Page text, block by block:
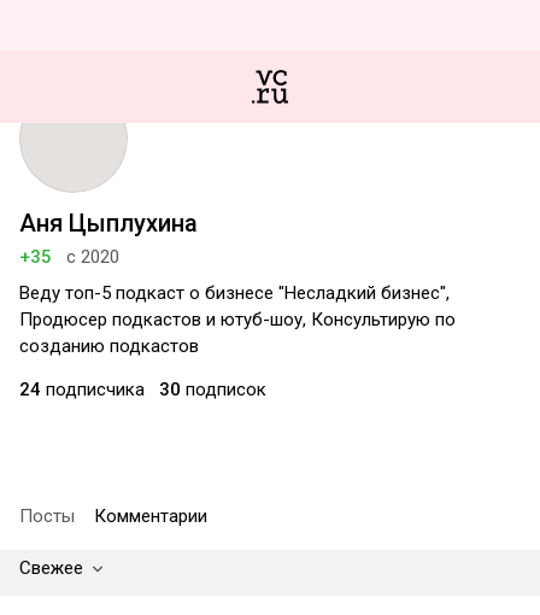
Аня Цыплухина
+35
с 2020
Веду топ-5 подкаст о бизнесе "Несладкий бизнес",
Продюсер подкастов и ютуб-шоу, Консультирую по
созданию подкастов
24 подписчика 30 подписок
Посты Комментарии
Свежее